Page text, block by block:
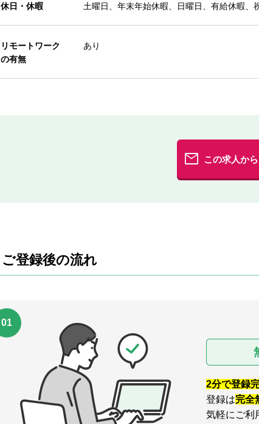
休日・休暇 土曜日、年末年始休暇、日曜日、有給休暇、
リモートワーク
の有無
あり
この求人か
ご登録後の流れ
01
2分で登録
登録は完全
気軽にご利